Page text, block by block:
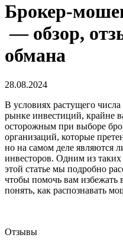
Брокер-
— обзор,
обмана
28.08.2024
В условиях растущего
рынке инвестиций, крайне
осторожным при выборе
организаций, которые
но на самом деле являются
инвесторов. Одним из
этой статье мы подробно
чтобы помочь вам
понять, как распознавать
Отзывы